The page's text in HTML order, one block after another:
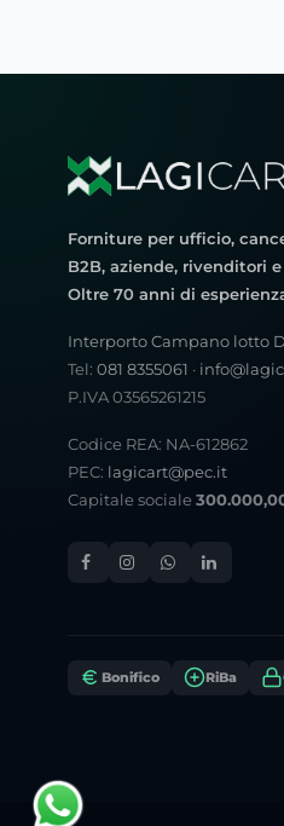
Forniture per ufficio,
B2B, aziende, rivenditori
Oltre 70 anni di
Interporto Campano lotto
Tel: 081 8355061 ·
P.IVA 03565261215
Codice REA: NA-612862
PEC: lagicart@pec.it
Capitale sociale
Bonifico RiBa